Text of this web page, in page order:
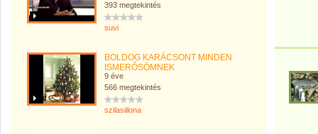
393 megtekintés
suvi
BOLDOG KARÁCSONT MINDEN
ISMERŐSÖMNEK
9 éve
566 megtekintés
szilasiilona